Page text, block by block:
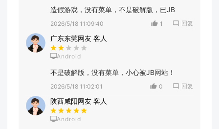
造假游戏，没有菜单，不是破解版，已JB
2026/5/18 11:09:40 1 回复
广东东莞网友 客人
Android
不是破解版，没有菜单，小心被JB网站！
2026/5/18 11:02:01 0 回复
陕西咸阳网友 客人
Android